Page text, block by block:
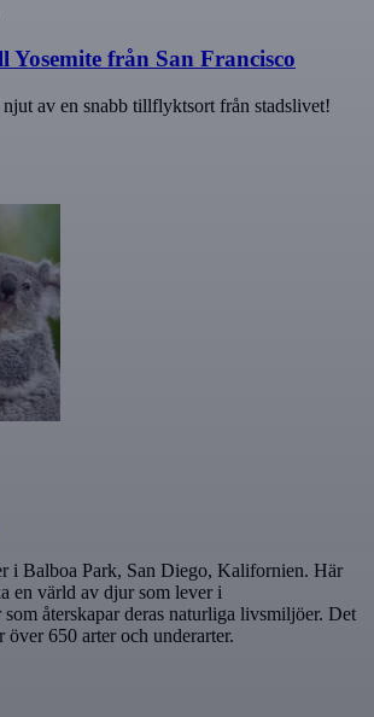
från San Francisco
av en snabb tillflyktsort från stadslivet!
i Balboa Park, San Diego, Kalifornien. Här
en värld av djur som lever i
återskapar deras naturliga livsmiljöer. Det
650 arter och underarter.